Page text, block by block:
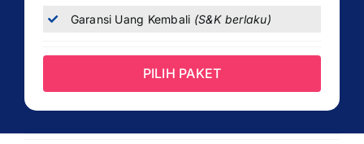
Garansi Uang Kembali (S&K berlaku)
PILIH PAKET